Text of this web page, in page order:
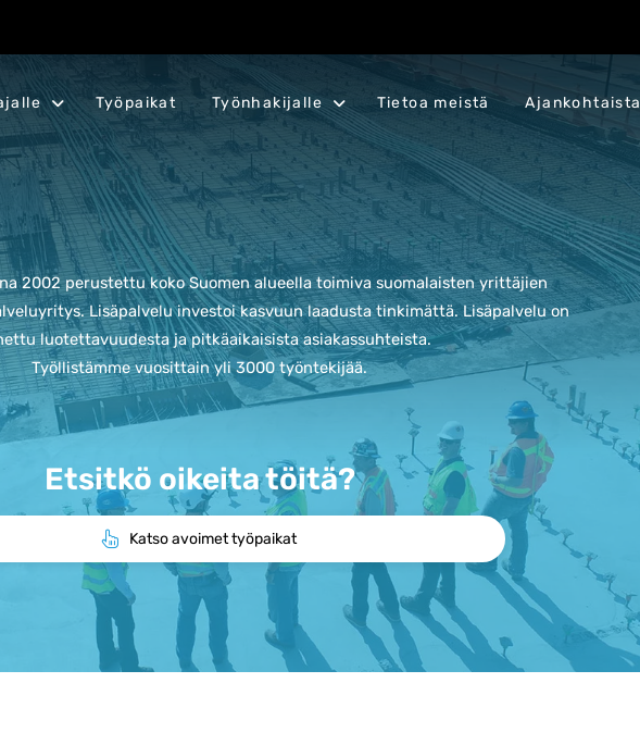
Työpaikat Työnhakijalle Tietoa meistä Ajankohtaista
2002 perustettu koko Suomen alueella toimiva suomalaisten yrittäjien
Lisäpalvelu investoi kasvuun laadusta tinkimättä.Lisäpalvelu on
luotettavuudesta ja pitkäaikaisista asiakassuhteista.
Työllistämme vuosittain yli 3000 työntekijää.
Etsitkö oikeita töitä?
Katso avoimet työpaikat